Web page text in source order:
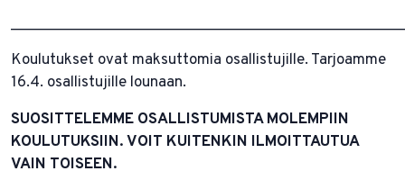
Koulutukset ovat maksuttomia osallistujille. Tarjoamme
16.4. osallistujille lounaan.
SUOSITTELEMME OSALLISTUMISTA MOLEMPIIN
KOULUTUKSIIN. VOIT KUITENKIN ILMOITTAUTUA
VAIN TOISEEN.